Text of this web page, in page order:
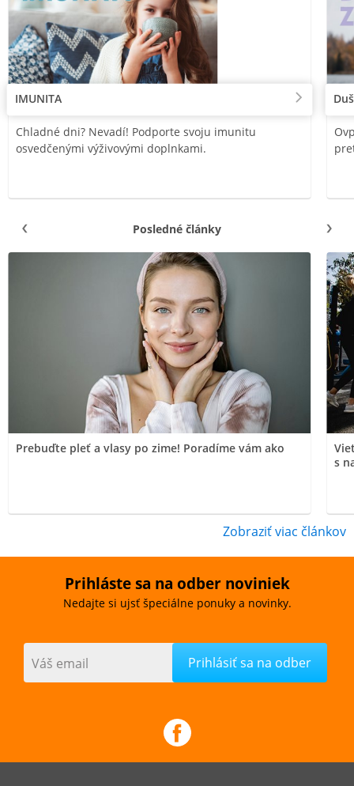
IMUNITA
Chladné dni? Nevadí! Podporte svoju imunitu
osvedčenými výživovými doplnkami.
Posledné články
Prebuďte pleť a vlasy po zime! Poradíme vám ako
s
Zobraziť viac článkov
Prihláste sa na odber noviniek
Nedajte si ujsť špeciálne ponuky a novinky.
Váš email